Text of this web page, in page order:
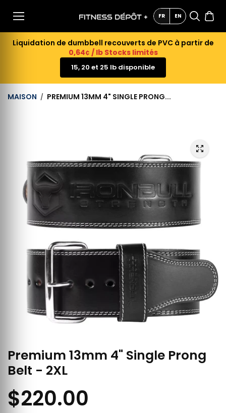
CONTE
NU FR EN
Liquidation de dumbbell recouverts de PVC à partir de
0,64¢ / lb Stocks limités
15, 20 et 25 lb disponible
MAISON PREMIUM 13MM 4" SINGLE PRONG...
Premium 13mm 4" Single Prong
Belt - 2XL
$220.00